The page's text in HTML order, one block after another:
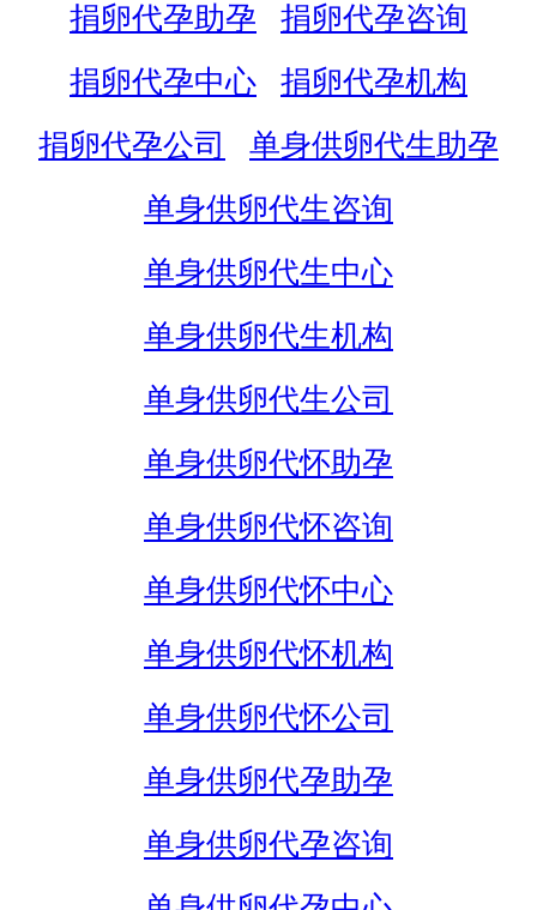
捐卵代孕助孕
捐卵代孕咨询
捐卵代孕中心
捐卵代孕机构
捐卵代孕公司
单身供卵代生助孕
单身供卵代生咨询
单身供卵代生中心
单身供卵代生机构
单身供卵代生公司
单身供卵代怀助孕
单身供卵代怀咨询
单身供卵代怀中心
单身供卵代怀机构
单身供卵代怀公司
单身供卵代孕助孕
单身供卵代孕咨询